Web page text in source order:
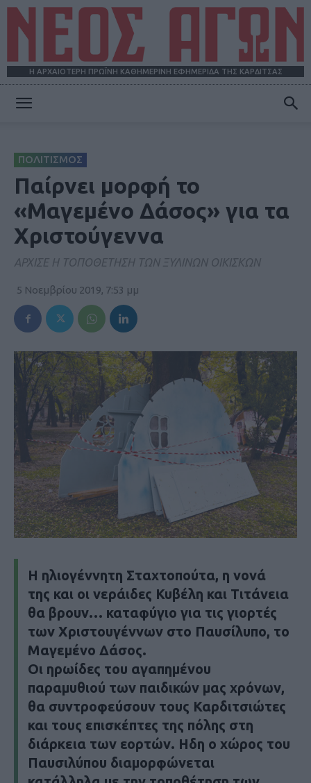
Η ΑΡΧΑΙΟΤΕΡΗ ΠΡΩΪΝΗ ΚΑΘΗΜΕΡΙΝΗ ΕΦΗΜΕΡΙΔΑ ΤΗΣ ΚΑΡΔΙΤΣΑΣ
ΠΟΛΙΤΙΣΜΟΣ
Παίρνει μορφή το
«Μαγεμένο Δάσος» για τα
Χριστούγεννα
ΑΡΧΙΣΕ Η ΤΟΠΟΘΕΤΗΣΗ ΤΩΝ ΞΥΛΙΝΩΝ ΟΙΚΙΣΚΩΝ
5 Νοεμβρίου 2019, 7:53 μμ
H ηλιογέννητη Σταχτοπούτα, η νονά
της και οι νεράιδες Κυβέλη και Τιτάνεια
θα βρουν… καταφύγιο για τις γιορτές
των Χριστουγέννων στο Παυσίλυπο, το
Μαγεμένο Δάσος.
Οι ηρωίδες του αγαπημένου
παραμυθιού των παιδικών μας χρόνων,
θα συντροφεύσουν τους Καρδιτσιώτες
και τους επισκέπτες της πόλης στη
διάρκεια των εορτών. Ηδη ο χώρος του
Παυσιλύπου διαμορφώνεται